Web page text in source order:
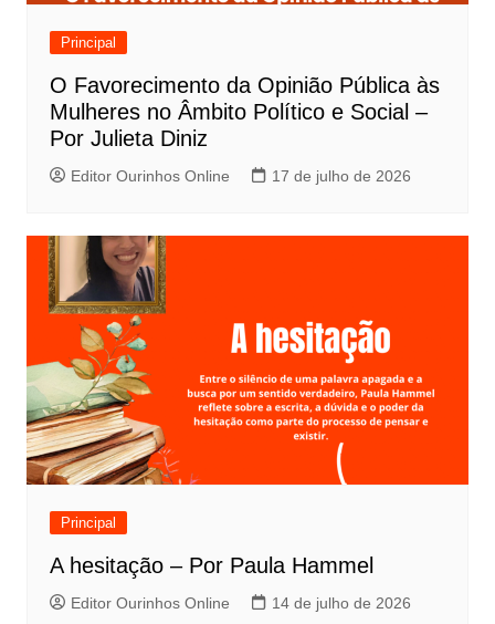
Principal
O Favorecimento da Opinião Pública às
Mulheres no Âmbito Político e Social –
Por Julieta Diniz
Editor Ourinhos Online 17 de julho de 2026
Principal
A hesitação – Por Paula Hammel
Editor Ourinhos Online 14 de julho de 2026